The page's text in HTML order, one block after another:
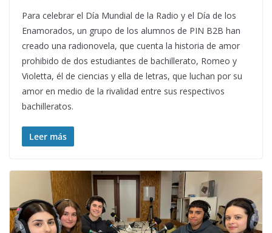
Para celebrar el Día Mundial de la Radio y el Día de los
Enamorados, un grupo de los alumnos de PIN B2B han
creado una radionovela, que cuenta la historia de amor
prohibido de dos estudiantes de bachillerato, Romeo y
Violetta, él de ciencias y ella de letras, que luchan por su
amor en medio de la rivalidad entre sus respectivos
bachilleratos.
Leer más